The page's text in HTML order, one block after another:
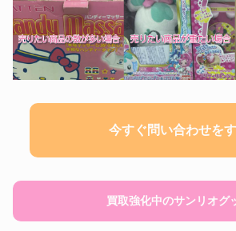
今すぐ問い合わせを
買取強化中のサンリオグ